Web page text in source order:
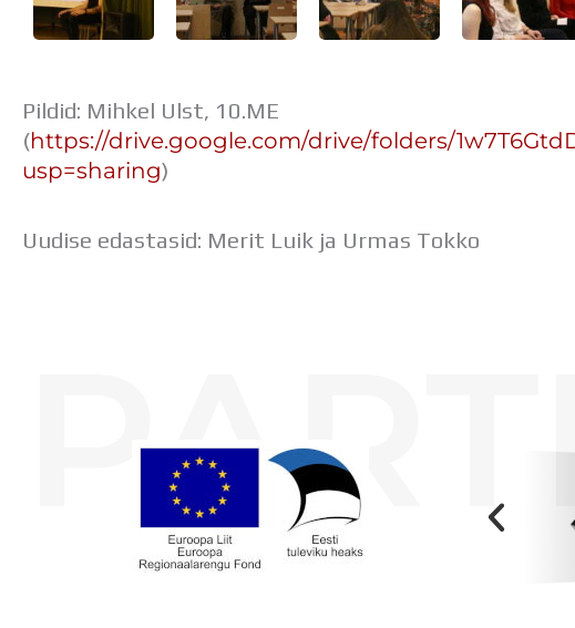
Pildid: Mihkel Ulst, 10.ME
(https://drive.google.com/drive/folders/
usp=sharing)
Uudise edastasid: Merit Luik ja Urmas Tokko